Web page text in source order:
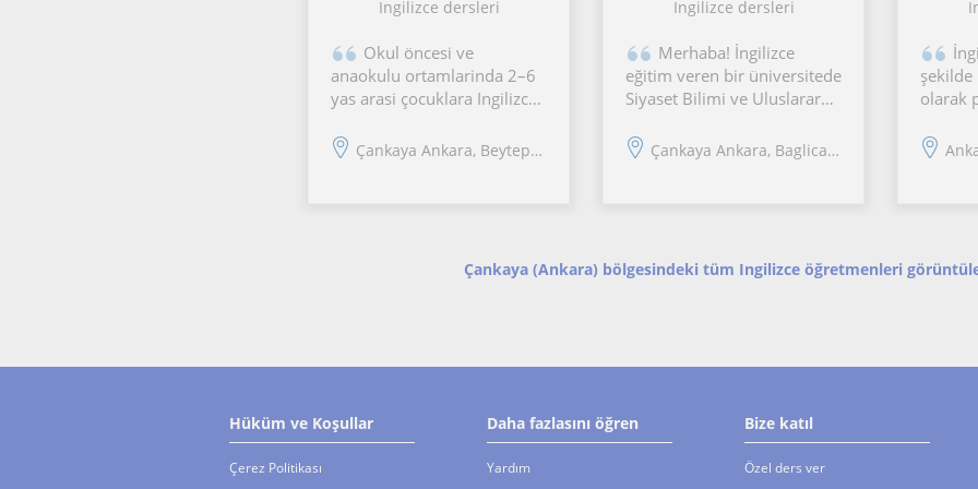
Ingilizce dersleri
Okul öncesi ve
anaokulu ortamlarinda 2–6
yas arasi çocuklara Ingilizce
bir Erken Çocukluk Dönemi
Çankaya Ankara, Beytepe, ...
Ingilizce dersleri
Merhaba! İngilizce
eğitim veren bir üniversitede
Siyaset Bilimi ve Uluslararası
oldum ve aynı alanda
seviyelerine
Çankaya Ankara, Baglica (...
olarak
Çankaya (Ankara) bölgesindeki tüm Ingilizce öğretmenleri
Hüküm ve Koşullar
Çerez Politikası
Daha fazlasını öğren
Yardım
Bize katıl
Özel ders ver